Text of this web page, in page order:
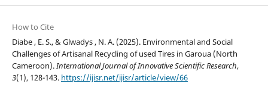
How to Cite
Diabe , E. S., & Glwadys , N. A. (2025). Environmental and Social
Challenges of Artisanal Recycling of used Tires in Garoua (North
Cameroon).International Journal of Innovative Scientific Research,
3(1), 128-143. https://ijisr.net/ijisr/article/view/66